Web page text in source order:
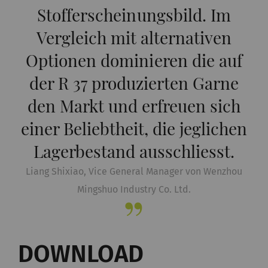
Stofferscheinungsbild. Im
Vergleich mit alternativen
Optionen dominieren die auf
der R 37 produzierten Garne
den Markt und erfreuen sich
einer Beliebtheit, die jeglichen
Lagerbestand ausschliesst.
Liang Shixiao, Vice General Manager von Wenzhou
Mingshuo Industry Co. Ltd.
DOWNLOAD
statistische Daten zu
generieren, die die
Analyse des
Benutzerverhaltens auf
der Website
ermöglichen.
_ga_XXX
Registriert eine
eindeutige ID. Wird
verwendet, um
statistische Daten zu
generieren, die die
Analyse des
Benutzerverhaltens auf
2 Jahre